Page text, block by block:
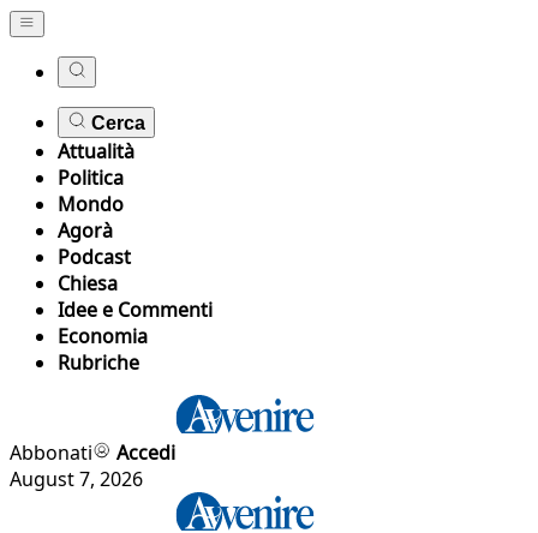
Cerca
Attualità
Politica
Mondo
Agorà
Podcast
Chiesa
Idee e Commenti
Economia
Rubriche
Abbonati
Accedi
August 7, 2026